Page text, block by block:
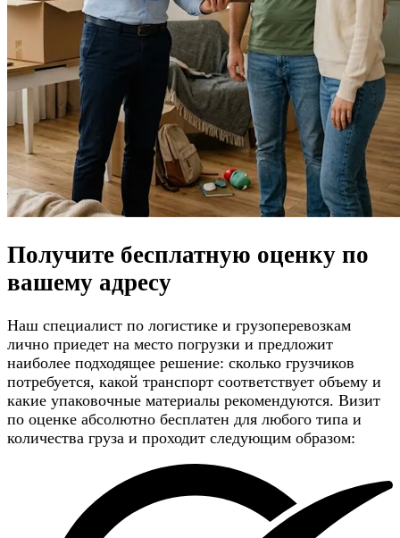
Получите бесплатную оценку по
вашему адресу
Наш специалист по логистике и грузоперевозкам
лично приедет на место погрузки и предложит
наиболее подходящее решение: сколько грузчиков
потребуется, какой транспорт соответствует объему и
какие упаковочные материалы рекомендуются. Визит
по оценке абсолютно бесплатен для любого типа и
количества груза и проходит следующим образом: